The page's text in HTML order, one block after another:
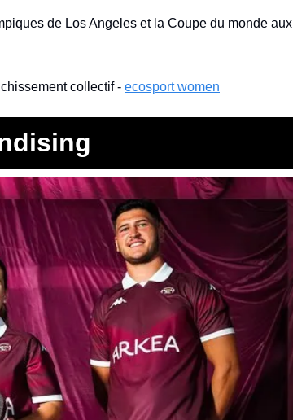
de Los Angeles et la Coupe du monde aux
collectif - ecosport women